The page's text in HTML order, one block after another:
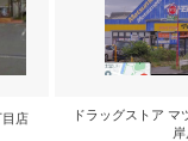
目店
ドラッグストア マ
岸